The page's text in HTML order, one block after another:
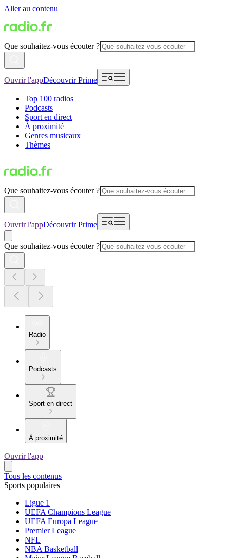
Aller au contenu
Que souhaitez-vous écouter ?
Ouvrir l'appDécouvrir Prime
Top 100 radios
Podcasts
Sport en direct
À proximité
Genres musicaux
Thèmes
Que souhaitez-vous écouter ?
Ouvrir l'appDécouvrir Prime
Que souhaitez-vous écouter ?
Radio
Podcasts
Sport en direct
À proximité
Ouvrir l'app
Tous les contenus
Sports populaires
Ligue 1
UEFA Champions League
UEFA Europa League
Premier League
NFL
NBA Basketball